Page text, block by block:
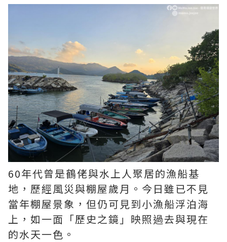
60年代曾是鶴佬與水上人聚居的漁船基
地，歷經風災與棚屋歲月。今日雖已不見
當年棚屋景象，但仍可見到小漁船浮泊海
上，如一面「歷史之鏡」映照過去與現在
的水天一色。